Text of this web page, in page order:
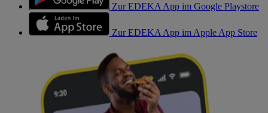
Zur EDEKA App im Google Playstore
Zur EDEKA App im Apple App Store